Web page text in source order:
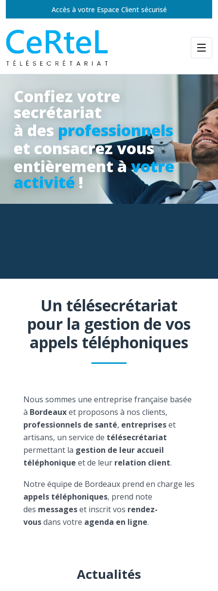
Accès à votre Espace Client sécurisé
Confiez votre
secrétariat
à des professionnels
et consacrez vous
entièrement àvotre
activité !
Un télésecrétariat
pour la gestion de vos
appels téléphoniques
Nous sommes une entreprise française basée
à Bordeauxet proposons à nos clients,
professionnels de santé, entrepriseset
artisans, un service de télésecrétariat
permettant la gestion de leur accueil
téléphonique et de leur relation client.
Notre équipe de Bordeaux prend en charge les
appels téléphoniques, prend note
des messageset inscrit vos rendez-
vousdans votre agenda en ligne.
Actualités